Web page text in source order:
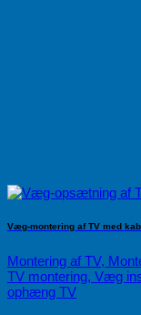
Væg-montering af TV med
Montering af TV,
TV montering, Væg
ophæng TV